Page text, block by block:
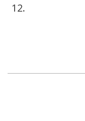
12.